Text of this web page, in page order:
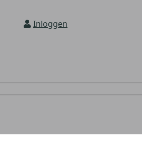
Inloggen